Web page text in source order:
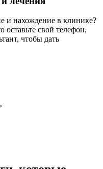
и нахождение в клинике?
оставьте свой телефон,
чтобы дать